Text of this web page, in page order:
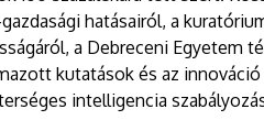
hatásairól, a
a Debreceni Egyetem
kutatások és az
intelligencia